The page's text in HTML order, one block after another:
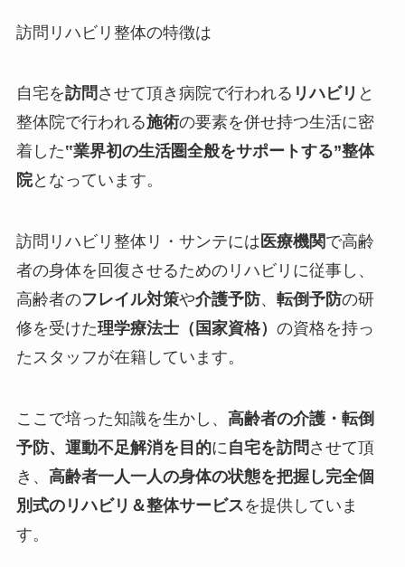
訪問リハビリ整体の特徴は
自宅を訪問 させて頂き病院で行われる リハビリ と
整体院で行われる施術の要素を併せ持つ生活に密
着した‟業界初の生活圏全般をサポートする”整体
院となっています。
訪問リハビリ整体リ・サンテには 医療機関で高齢
者の身体を回復させるためのリハビリに従事し、
高齢者のフレイル対策や介護予防、 転倒予防の研
修を受けた理学療法士（国家資格） の資格を持っ
たスタッフが在籍しています。
ここで培った知識を生かし、 高齢者の介護・転倒
予防、運動不足解消を目的に自宅を訪問 させて頂
き、 高齢者一人一人の身体の状態を把握し完全個
別式のリハビリ＆整体サービスを提供していま
す。